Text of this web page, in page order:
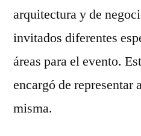
arquitectura y de
invitados diferentes
áreas para el evento.
encargó de representar
misma.